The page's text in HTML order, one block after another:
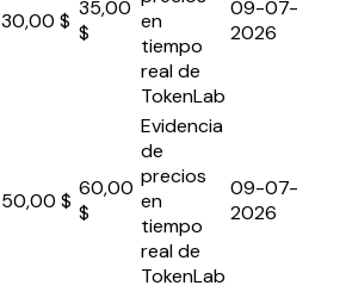
30,00 $
35,00
$
en
tiempo
real de
TokenLab
09-07-
2026
50,00 $
60,00
$
Evidencia
de
precios
en
tiempo
real de
TokenLab
09-07-
2026